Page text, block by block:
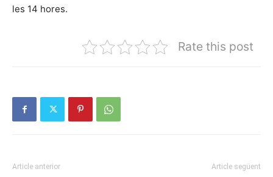
les 14 hores.
Rate this post
Article anterior Article següent